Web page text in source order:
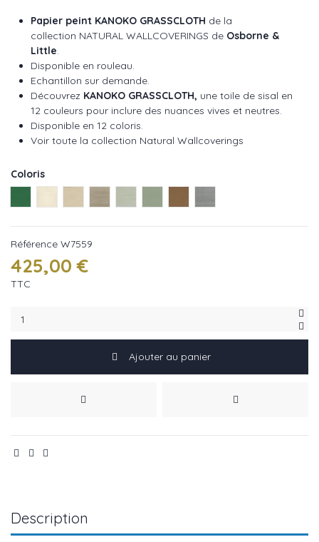
Papier peint KANOKO GRASSCLOTH de la
collection NATURAL WALLCOVERINGS de Osborne &
Little
Disponible en rouleau.
Echantillon sur demande.
Découvrez KANOKO GRASSCLOTH, une toile de sisal en
12 couleurs pour inclure des nuances vives et neutres.
Disponible en 12 coloris.
Voir toute la collection Natural Wallcoverings
Coloris
Référence W7559
425,00 €
TTC
Ajouter au panier
Description